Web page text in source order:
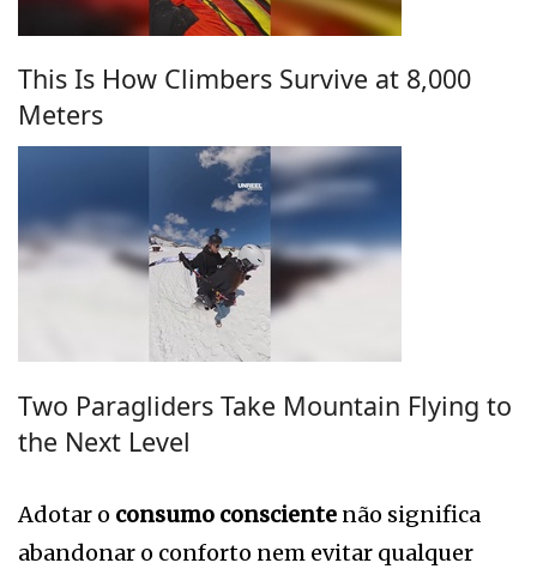
This Is How Climbers Survive at 8,000
Meters
Two Paragliders Take Mountain Flying to
the Next Level
Adotar o consumo consciente não significa
abandonar o conforto nem evitar qualquer